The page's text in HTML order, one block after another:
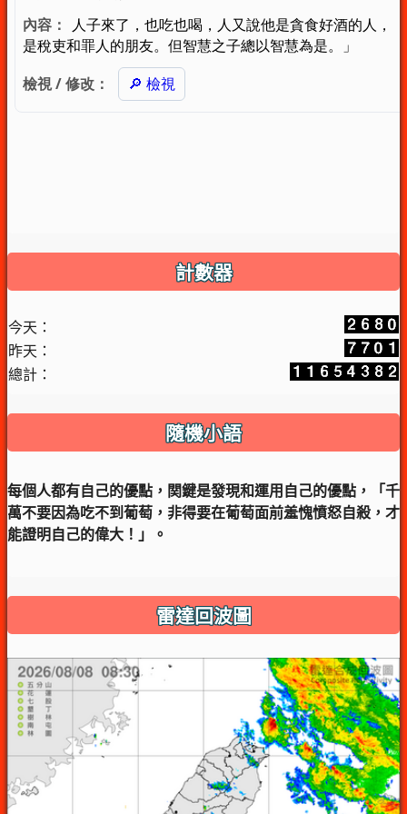
計數器
今天：
昨天：
總計：
隨機小語
每個人都有自己的優點，関鍵是發現和運用自己的優點，「千
萬不要因為吃不到葡萄，非得要在葡萄面前羞愧憤怒自殺，才
能證明自己的偉大！」。
雷達回波圖